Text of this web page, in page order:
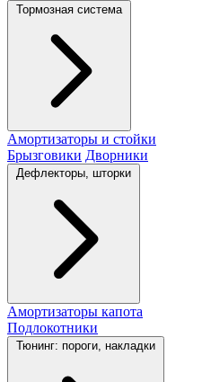
Тормозная система
Амортизаторы и стойки
Брызговики Дворники
Дефлекторы, шторки
Амортизаторы капота
Подлокотники
Тюнинг: пороги, накладки